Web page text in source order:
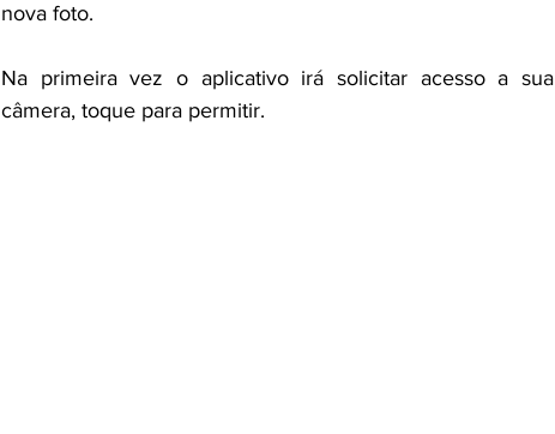
nova foto.
Na primeira vez o aplicativo irá solicitar acesso a sua
câmera, toque para permitir.